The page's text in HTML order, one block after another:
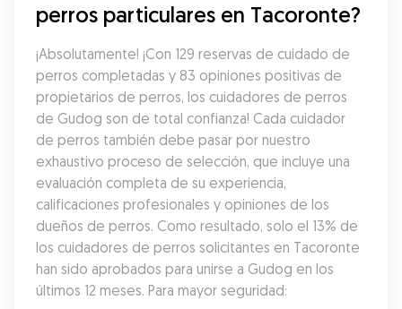
perros particulares en Tacoronte?
¡Absolutamente! ¡Con 129 reservas de cuidado de
perros completadas y 83 opiniones positivas de
propietarios de perros, los cuidadores de perros
de Gudog son de total confianza! Cada cuidador
de perros también debe pasar por nuestro
exhaustivo proceso de selección, que incluye una
evaluación completa de su experiencia,
calificaciones profesionales y opiniones de los
dueños de perros. Como resultado, solo el 13% de
los cuidadores de perros solicitantes en Tacoronte
han sido aprobados para unirse a Gudog en los
últimos 12 meses. Para mayor seguridad: